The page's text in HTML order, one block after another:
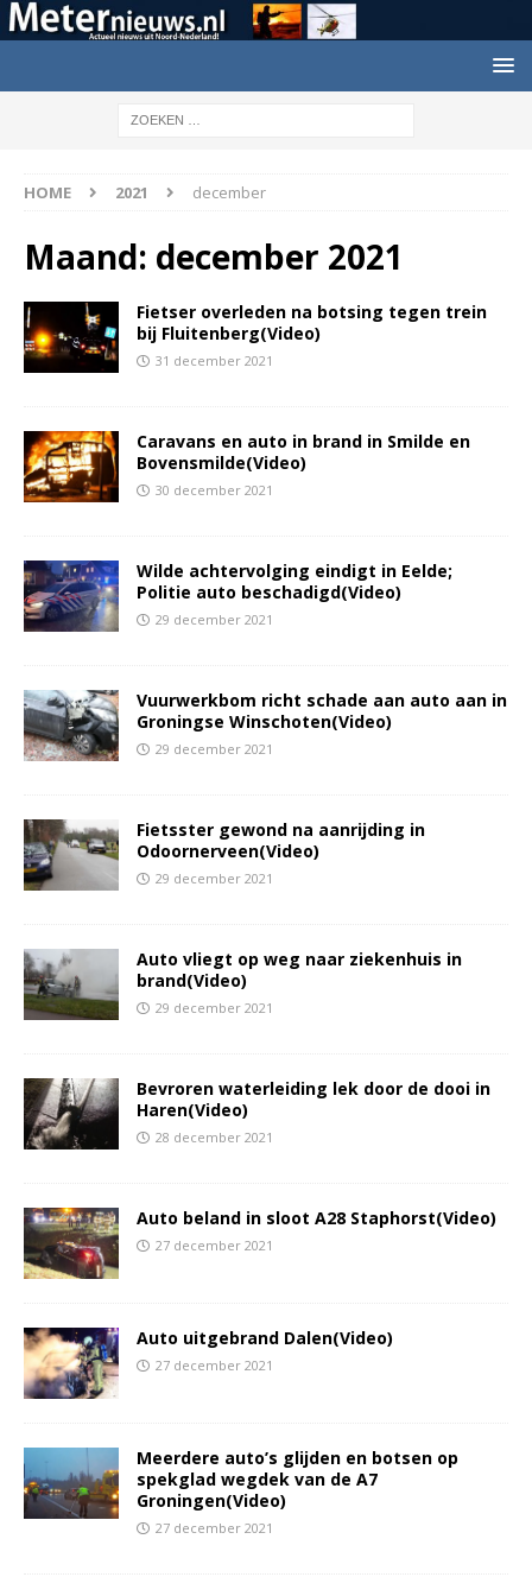
HOME 2021 december
Maand: december 2021
Fietser overleden na botsing tegen trein
bij Fluitenberg(Video)
31 december 2021
Caravans en auto in brand in Smilde en
Bovensmilde(Video)
30 december 2021
Wilde achtervolging eindigt in Eelde;
Politie auto beschadigd(Video)
29 december 2021
Vuurwerkbom richt schade aan auto aan in
Groningse Winschoten(Video)
29 december 2021
Fietsster gewond na aanrijding in
Odoornerveen(Video)
29 december 2021
Auto vliegt op weg naar ziekenhuis in
brand(Video)
29 december 2021
Bevroren waterleiding lek door de dooi in
Haren(Video)
28 december 2021
Auto beland in sloot A28 Staphorst(Video)
27 december 2021
Auto uitgebrand Dalen(Video)
27 december 2021
Meerdere auto’s glijden en botsen op
spekglad wegdek van de A7
Groningen(Video)
27 december 2021